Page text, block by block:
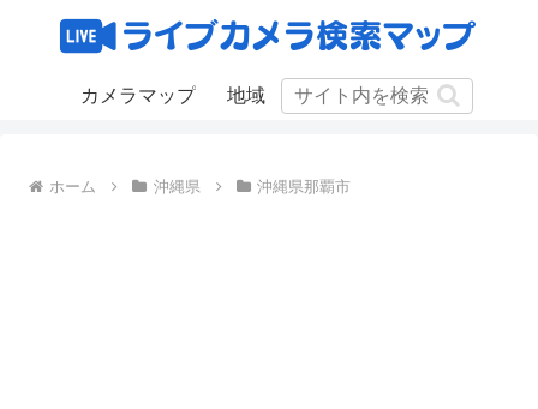
カメラマップ 地域
ホーム 沖縄県 沖縄県那覇市